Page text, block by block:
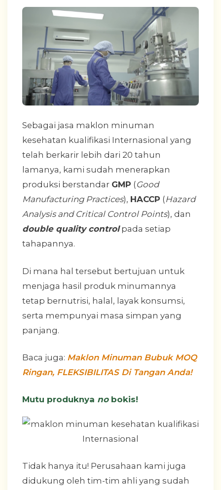
Sebagai jasa maklon minuman
kesehatan kualifikasi Internasional yang
telah berkarir lebih dari 20 tahun
lamanya, kami sudah menerapkan
produksi berstandar GMP (Good
Manufacturing Practices), HACCP (Hazard
Analysis and Critical Control Points), dan
double quality controlpada setiap
tahapannya.
Di mana hal tersebut bertujuan untuk
menjaga hasil produk minumannya
tetap bernutrisi, halal, layak konsumsi,
serta mempunyai masa simpan yang
panjang.
Baca juga: Maklon Minuman Bubuk MOQ
Ringan, FLEKSIBILITAS Di Tangan Anda!
Mutu produknya nobokis!
Tidak hanya itu! Perusahaan kami juga
didukung oleh tim-tim ahli yang sudah